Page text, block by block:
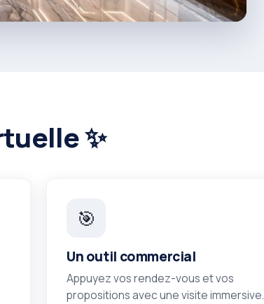
✨
🎯
Un outil commercial
Appuyez vos rendez-vous et vos
propositions avec une visite immersive.